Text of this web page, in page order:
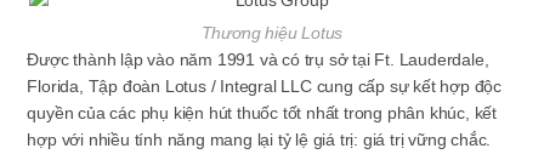
Thương hiệu Lotus
Được thành lập vào năm 1991 và có trụ sở tại Ft. Lauderdale,
Florida, Tập đoàn Lotus / Integral LLC cung cấp sự kết hợp độc
quyền của các phụ kiện hút thuốc tốt nhất trong phân khúc, kết
hợp với nhiều tính năng mang lại tỷ lệ giá trị: giá trị vững chắc.